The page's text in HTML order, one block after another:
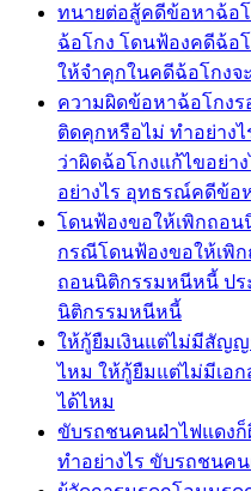
ทนายต่อสู้คดีข้อหาฉ้อโ
ฉ้อโกง โดนฟ้องคดีฉ้อ
ให้จำคุกในคดีฉ้อโกงจ
ความผิดข้อหาฉ้อโกง
ติดคุกหรือไม่ ทำอย่าง
ว่าผิดฉ้อโกงแก้ไขอย่า
อย่างไร อุทธรณ์คดีข้อ
โดนฟ้องขอให้เพิกถอน
กรณีโดนฟ้องขอให้เพิ
ถอนนิติกรรมหนีหนี้ ป
นิติกรรมหนีหนี้
ให้กู้ยืมเงินแต่ไม่มีสัญ
ไหม ให้กู้ยืมแต่ไม่มีเอ
ได้ไหม
ขับรถชนคนฝ่าไฟแดง
ทำอย่างไร ขับรถชนค